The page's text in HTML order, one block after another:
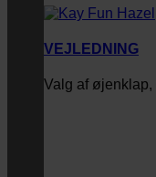
VEJLEDNING
Valg af